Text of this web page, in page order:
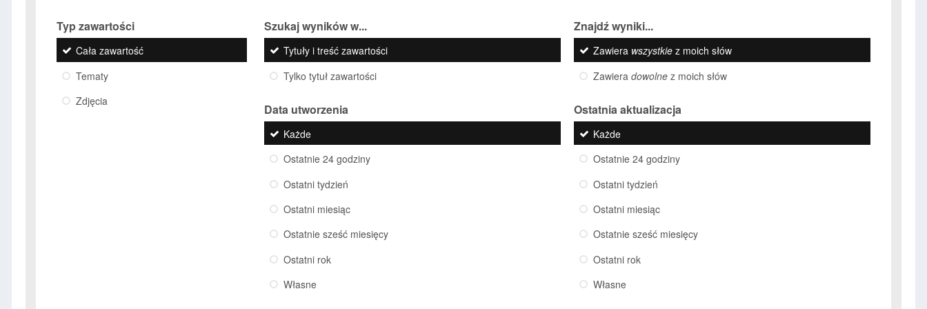
Typ zawartości
Cała zawartość
Tematy
Zdjęcia
Szukaj wyników w...
Tytuły i treść zawartości
Tylko tytuł zawartości
Znajdź wyniki...
Zawiera wszystkiez moich słów
Zawiera dowolnez moich słów
Data utworzenia
Każde
Ostatnie 24 godziny
Ostatni tydzień
Ostatni miesiąc
Ostatnie sześć miesięcy
Ostatni rok
Własne
Ostatnia aktualizacja
Każde
Ostatnie 24 godziny
Ostatni tydzień
Ostatni miesiąc
Ostatnie sześć miesięcy
Ostatni rok
Własne